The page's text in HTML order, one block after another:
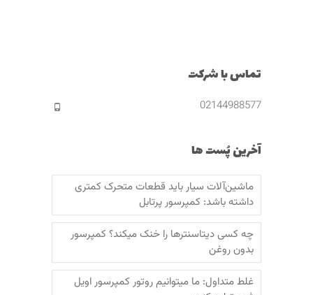
تماس با شرکت
02144988577
آخرین پُست ها
ماشین‌آلات سیار باید قطعات متحرک کمتری
داشته باشد: کمپرسور پرتابل
چه کسی دیتاسنترها را خنک میکند؟ کمپرسور
بدون روغن
غلط متداول: ما میتوانیم روتور کمپرسور اویل